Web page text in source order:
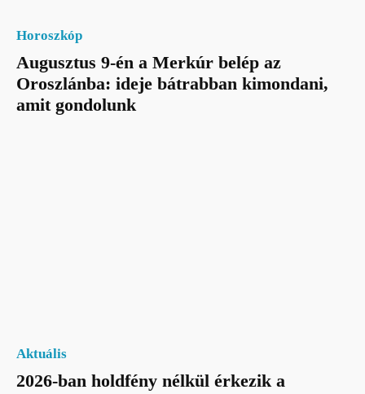
Horoszkóp
Augusztus 9-én a Merkúr belép az
Oroszlánba: ideje bátrabban kimondani,
amit gondolunk
Aktuális
2026-ban holdfény nélkül érkezik a